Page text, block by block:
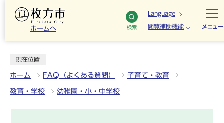
ホームへ 検索
Language
閲覧補助機能 メニュー
現在位置
ホーム FAQ（よくある質問） 子育て・教育
教育・学校 幼稚園・小・中学校